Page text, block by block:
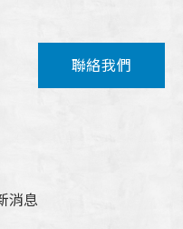
消息
聯絡我們